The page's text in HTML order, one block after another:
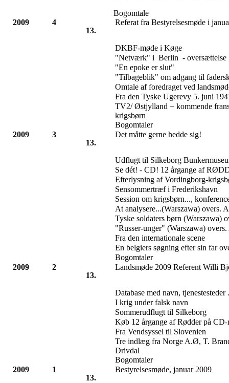
Bogomtale
2009
4
13.
Referat fra Bestyrelsesmøde i
DKBF-møde i Køge
"Netværk" i Berlin - oversættelse
"En epoke er slut"
"Tilbageblik" om adgang til
Omtale af foredraget ved
Fra den Tyske Ugerevy 5. juni
TV2/ Østjylland + kommende
krigsbørn
Bogomtaler
2009
3
13.
Det måtte gerne hedde sig!
Udflugt til Silkeborg
Se dét! - CD! 12 årgange af
Efterlysning af Vordingborg-
Sensommertræf i Frederikshavn
Session om krigsbørn...,
At analysere...(Warszawa) overs.
Tyske soldaters børn (Warszawa)
"Russer-unger" (Warszawa)
Fra den internationale scene
En belgiers søgning efter sin far
Bogomtaler
2009
2
13.
Landsmøde 2009 Referent Willi
Database med navn, tjenestesteder
I krig under falsk navn
Sommerudflugt til Silkeborg
Køb 12 årgange af Rødder på
Fra Vendsyssel til Slovenien
Tre indlæg fra Norge A.Ø, T.
Drivdal
Bogomtaler
2009
1
13.
Bestyrelsesmøde, januar 2009